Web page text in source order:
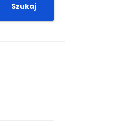
Szukaj